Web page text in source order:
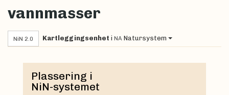
vannmasser
NiN 2.0 Kartleggingsenhet i NA Natursystem
Plassering i
NiN-systemet